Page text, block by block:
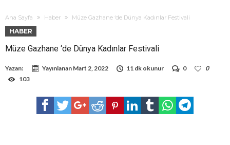
Ana Sayfa Haber Müze Gazhane ‘de Dünya Kadınlar Festivali
HABER
Müze Gazhane ‘de Dünya Kadınlar Festivali
Yazan: Yayınlanan Mart 2, 2022 11 dk okunur 0
0
103